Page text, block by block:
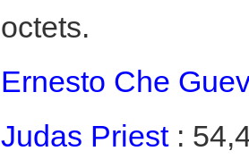
octets.
Ernesto Che
Judas Priest: